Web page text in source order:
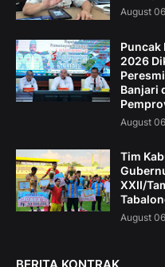
August
Puncak
2026
Banjari
August
Tim
XXII/
August
BERITA KONTRAK